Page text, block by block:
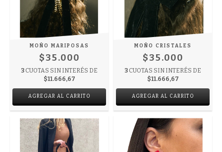
MOÑO MARIPOSAS
$35.000
3 CUOTAS SIN INTERÉS DE
$11.666,67
MOÑO CRISTALES
$35.000
3 CUOTAS SIN INTERÉS DE
$11.666,67